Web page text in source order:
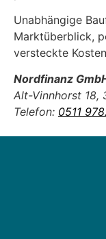
Unabhängige
Marktüberblick,
versteckte
Nordfinanz
Alt-Vinnhorst 18,
Telefon: 0511